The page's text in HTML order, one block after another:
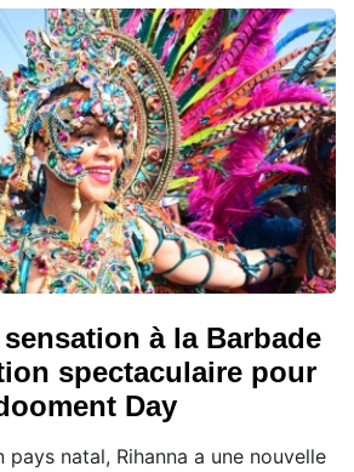
à la Barbade
spectaculaire pour
Day
pays natal, Rihanna a une nouvelle